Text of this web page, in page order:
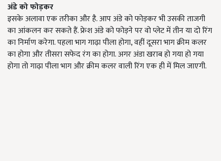
अंडे को फोड़कर
इसके अलावा एक तरीका और है. आप अंडे को फोड़कर भी उसकी ताजगी
का आंकलन कर सकते हैं. फ्रेश अंडे को फोड़ने पर वो प्लेट में तीन या दो रिंग
का निर्माण करेगा. पहला भाग गाढ़ा पीला होगा, वहीं दूसरा भाग क्रीम कलर
का होगा और तीसरा सफेद रंग का होगा. अगर अंडा खराब हो गया हो गया
होगा तो गाढ़ा पीला भाग और क्रीम कलर वाली रिंग एक ही में मिल जाएगी.